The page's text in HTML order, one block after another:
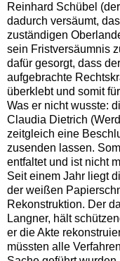
Reinhard Schübel
dadurch versäumt,
zuständigen
sein Fristversäumnis
dafür gesorgt, dass
aufgebrachte
überklebt und somit
Was er nicht wusste:
Claudia Dietrich
zeitgleich eine
zusenden lassen.
entfaltet und ist nicht
Seit einem Jahr liegt
der weißen
Rekonstruktion. Der
Langner, hält
er die Akte
müssten alle